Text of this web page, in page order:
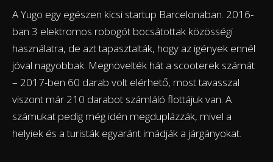
A Yugo egy egészen kicsi startup Barcelonaban. 2016-
ban 3 elektromos robogót bocsátottak közösségi
használatra, de azt tapasztalták, hogy az igények ennél
jóval nagyobbak. Megnövelték hát a scooterek számát
– 2017-ben 60 darab volt elérhető, most tavasszal
viszont már 210 darabot számláló flottájuk van. A
számukat pedig még idén megduplázzák, mivel a
helyiek és a turisták egyaránt imádják a járgányokat.